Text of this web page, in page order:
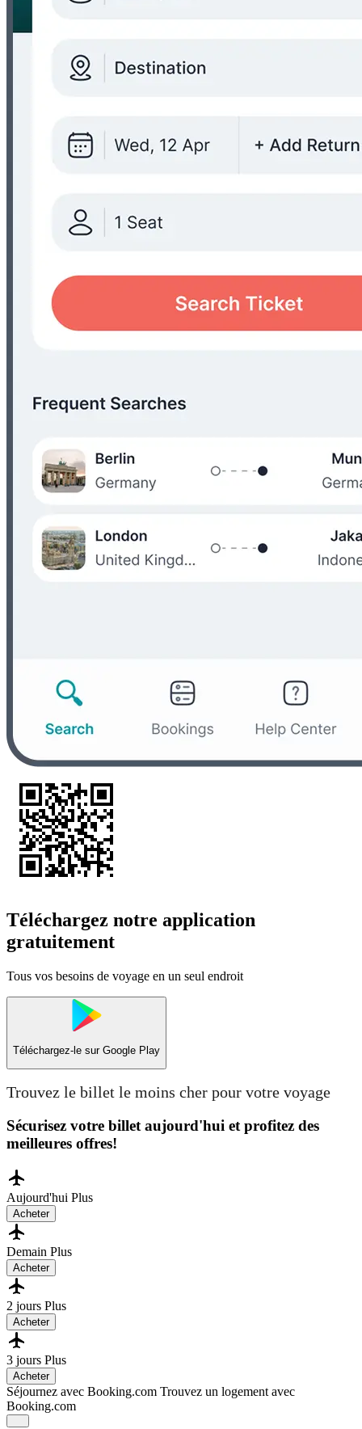
Téléchargez notre application
gratuitement
Tous vos besoins de voyage en un seul endroit
Téléchargez-le sur Google Play
Trouvez le billet le moins cher pour votre voyage
Sécurisez votre billet aujourd'hui et profitez des
meilleures offres!
Aujourd'hui Plus
Acheter
Demain Plus
Acheter
2 jours Plus
Acheter
3 jours Plus
Acheter
Séjournez avec Booking.com Trouvez un logement avec
Booking.com